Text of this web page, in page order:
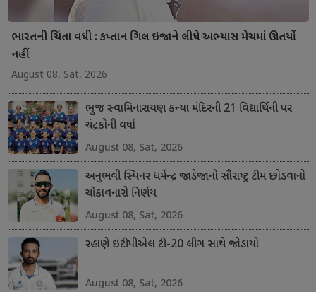
ભારતની ચિંતા વધી : કપ્તાન ગિલ ઇજાને લીધે અભ્યાસ મેચમાં ઊતર્યો
નહીં
August 08, Sat, 2026
ભુજ સ્વામિનારાયણ કન્યા મંદિરની 21 વિદ્યાર્થિની પર
ચંદ્રકોની વર્ષા
August 08, Sat, 2026
અનુભવી સ્પિનર ધર્મેન્દ્ર જાડેજાનો સૌરાષ્ટ્ર ટીમ છોડવાનો
ચોંકાવનારો નિર્ણય
August 08, Sat, 2026
રહાણે ઇટીપીએલ ટી-20 લીગ સાથે જોડાયો
August 08, Sat, 2026